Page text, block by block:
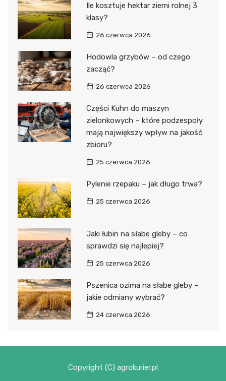
Ile kosztuje hektar ziemi rolnej 3
klasy?
26 czerwca 2026
Hodowla grzybów – od czego
zacząć?
26 czerwca 2026
Części Kuhn do maszyn
zielonkowych – które podzespoły
mają największy wpływ na jakość
zbioru?
25 czerwca 2026
Pylenie rzepaku – jak długo trwa?
25 czerwca 2026
Jaki łubin na słabe gleby – co
sprawdzi się najlepiej?
25 czerwca 2026
Pszenica ozima na słabe gleby –
jakie odmiany wybrać?
24 czerwca 2026
Copyright (C) agrokurier.pl